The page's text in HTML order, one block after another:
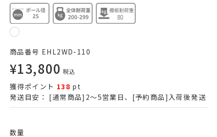
商品番号 EHL2WD-110
¥13,800 税込
獲得ポイント 138 pt
発送目安： [通常商品]2～5営業日、[予約商品]入荷後発送